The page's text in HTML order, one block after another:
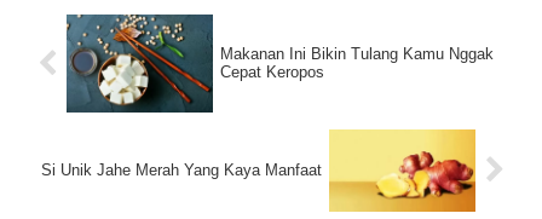
Makanan Ini Bikin Tulang Kamu Nggak
Cepat Keropos
Si Unik Jahe Merah Yang Kaya Manfaat